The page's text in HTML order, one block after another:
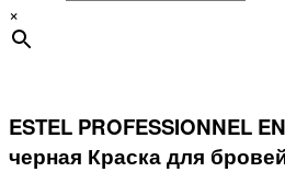
×
ESTEL PROFESSIONNEL
черная Краска для